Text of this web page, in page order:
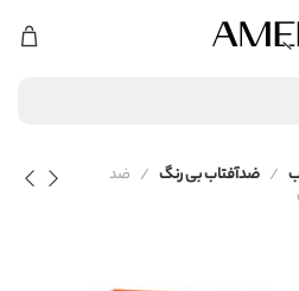
ضدآفتاب بی رنگ ضد